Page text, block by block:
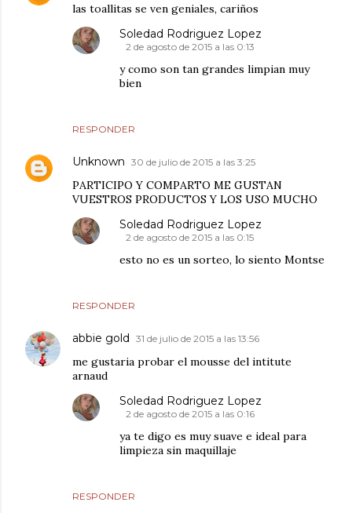
las toallitas se ven geniales, cariños
RESPONDER
Soledad Rodriguez Lopez
2 de agosto de 2015 a las 0:13
y como son tan grandes limpian muy
bien
Unknown 30 de julio de 2015 a las 3:25
PARTICIPO Y COMPARTO ME GUSTAN
VUESTROS PRODUCTOS Y LOS USO MUCHO
RESPONDER
Soledad Rodriguez Lopez
2 de agosto de 2015 a las 0:15
esto no es un sorteo, lo siento Montse
abbie gold 31 de julio de 2015 a las 13:56
me gustaria probar el mousse del intitute
arnaud
RESPONDER
Soledad Rodriguez Lopez
2 de agosto de 2015 a las 0:16
ya te digo es muy suave e ideal para
limpieza sin maquillaje